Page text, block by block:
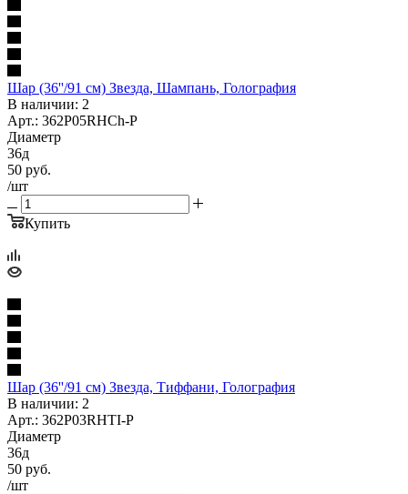
Шар (36''/91 см) Звезда, Шампань, Голография
В наличии: 2
Арт.: 362P05RHCh-P
Диаметр
36д
50 руб.
/шт
Купить
Шар (36''/91 см) Звезда, Тиффани, Голография
В наличии: 2
Арт.: 362P03RHTI-P
Диаметр
36д
50 руб.
/шт